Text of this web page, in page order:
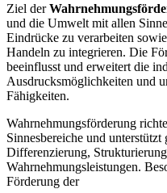
Ziel der
und die Umwelt mit allen
Eindrücke zu verarbeiten
Handeln zu integrieren. Die
beeinflusst und erweitert die
Ausdrucksmöglichkeiten und
Fähigkeiten.
Wahrnehmungsförderung
Sinnesbereiche und
Differenzierung,
Wahrnehmungsleistungen.
Förderung der